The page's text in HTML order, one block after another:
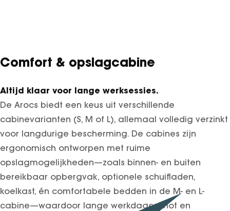
Comfort & opslagcabine
Altijd klaar voor lange werksessies.
De Arocs biedt een keus uit verschillende
cabinevarianten (S, M of L), allemaal volledig verzinkt
voor langdurige bescherming. De cabines zijn
ergonomisch ontworpen met ruime
opslagmogelijkheden—zoals binnen- en buiten
bereikbaar opbergvak, optionele schuifladen,
koelkast, én comfortabele bedden in de M- en L-
cabine—waardoor lange werkdagen vlot en